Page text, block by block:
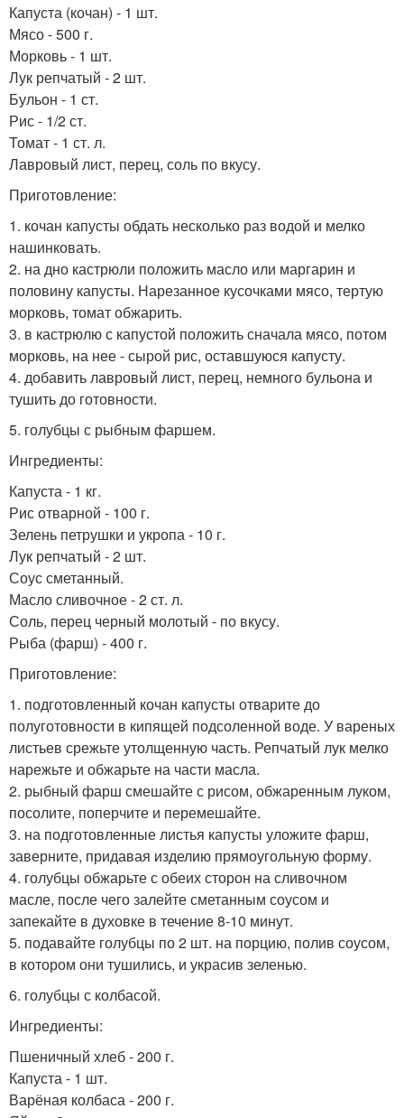
Капуста (кочан) - 1 шт.
Мясо - 500 г.
Морковь - 1 шт.
Лук репчатый - 2 шт.
Бульон - 1 ст.
Рис - 1/2 ст.
Томат - 1 ст. л.
Лавровый лист, перец, соль по вкусу.
Приготовление:
1. кочан капусты обдать несколько раз водой и мелко
нашинковать.
2. на дно кастрюли положить масло или маргарин и
половину капусты. Нарезанное кусочками мясо, тертую
морковь, томат обжарить.
3. в кастрюлю с капустой положить сначала мясо, потом
морковь, на нее - сырой рис, оставшуюся капусту.
4. добавить лавровый лист, перец, немного бульона и
тушить до готовности.
5. голубцы с рыбным фаршем.
Ингредиенты:
Капуста - 1 кг.
Рис отварной - 100 г.
Зелень петрушки и укропа - 10 г.
Лук репчатый - 2 шт.
Соус сметанный.
Масло сливочное - 2 ст. л.
Соль, перец черный молотый - по вкусу.
Рыба (фарш) - 400 г.
Приготовление:
1. подготовленный кочан капусты отварите до
полуготовности в кипящей подсоленной воде. У вареных
листьев срежьте утолщенную часть. Репчатый лук мелко
нарежьте и обжарьте на части масла.
2. рыбный фарш смешайте с рисом, обжаренным луком,
посолите, поперчите и перемешайте.
3. на подготовленные листья капусты уложите фарш,
заверните, придавая изделию прямоугольную форму.
4. голубцы обжарьте с обеих сторон на сливочном
масле, после чего залейте сметанным соусом и
запекайте в духовке в течение 8-10 минут.
5. подавайте голубцы по 2 шт. на порцию, полив соусом,
в котором они тушились, и украсив зеленью.
6. голубцы с колбасой.
Ингредиенты:
Пшеничный хлеб - 200 г.
Капуста - 1 шт.
Варёная колбаса - 200 г.